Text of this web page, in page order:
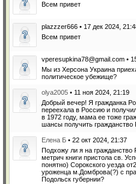
Всем привет
plazzzer666 • 17 дек 2024,
Всем привет
vperesupkina78@gmail.com •
Мы из Херсона Украина
политическое убежище?
olya2005 • 11 ноя 2024, 21:19
Добрый вечер! Я гражданка
переехала в Россию и
в 1972 году, мама ее тоже
шансы получить
Елена Б • 22 окт 2024, 21:37
Подхожу ли я на
метрич книги пристола св.
понятно) Сорокского уезда
уроженца м.Домброва(?) с
Подольск губернии?